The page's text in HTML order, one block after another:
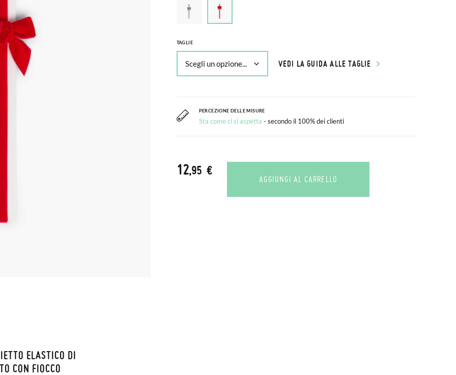
TAGLIE
VEDI LA GUIDA ALLE TAGLIE
PERCEZIONE DELLE MISURE
Sta come ci si aspetta - secondo il 100% dei clienti
12,95 €
AGGIUNGI AL CARRELLO
ELASTICO DI
CON FIOCCO
E RESI